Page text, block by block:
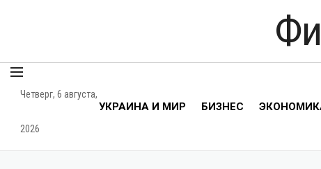
Четверг, 6 августа,
2026
УКРАИНА И МИР БИЗНЕС